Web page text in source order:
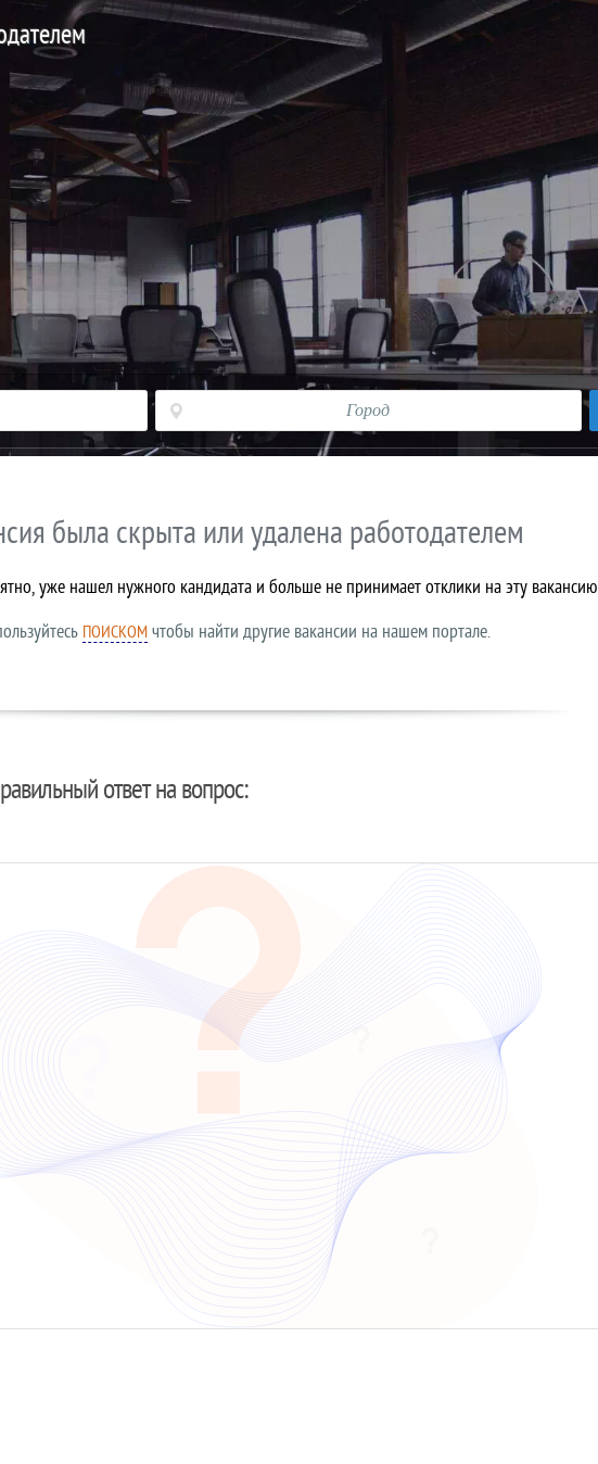
была скрыта или удалена работодателем
уже нашел нужного кандидата и больше не принимает отклики на эту вакансию
ПОИСКОМ чтобы найти другие вакансии на нашем портале.
ответ на вопрос: